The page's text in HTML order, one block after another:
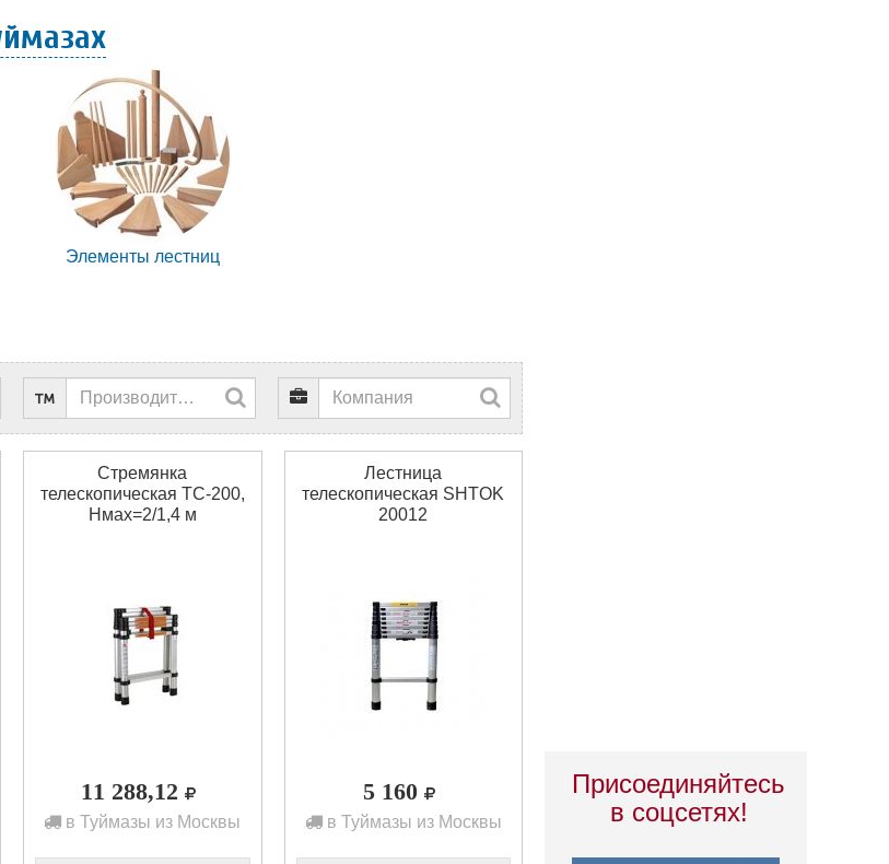
Элементы лестниц
Стремянка
телескопическая ТС-200,
Нмах=2/1,4 м
11 288,12
в Туймазы из Москвы
Лестница
телескопическая SHTOK
20012
5 160
в Туймазы из Москвы
Присоединяйтесь
в соцсетях!